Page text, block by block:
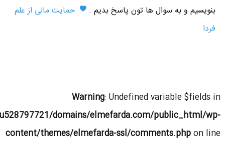
بنویسیم و به سوال ها تون پاسخ بدیم .
حمایت مالی از علم
فردا
Warning: Undefined variable $fields in
domains/elmefarda.com/public_html/wp-
content/themes/elmefarda-ssl/comments.phpon line